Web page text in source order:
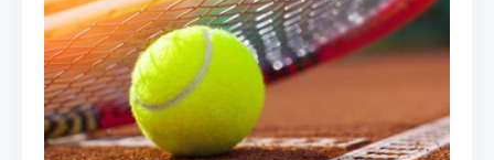
КОРТЫ
КОНТАКТЫ
UZ-PIN